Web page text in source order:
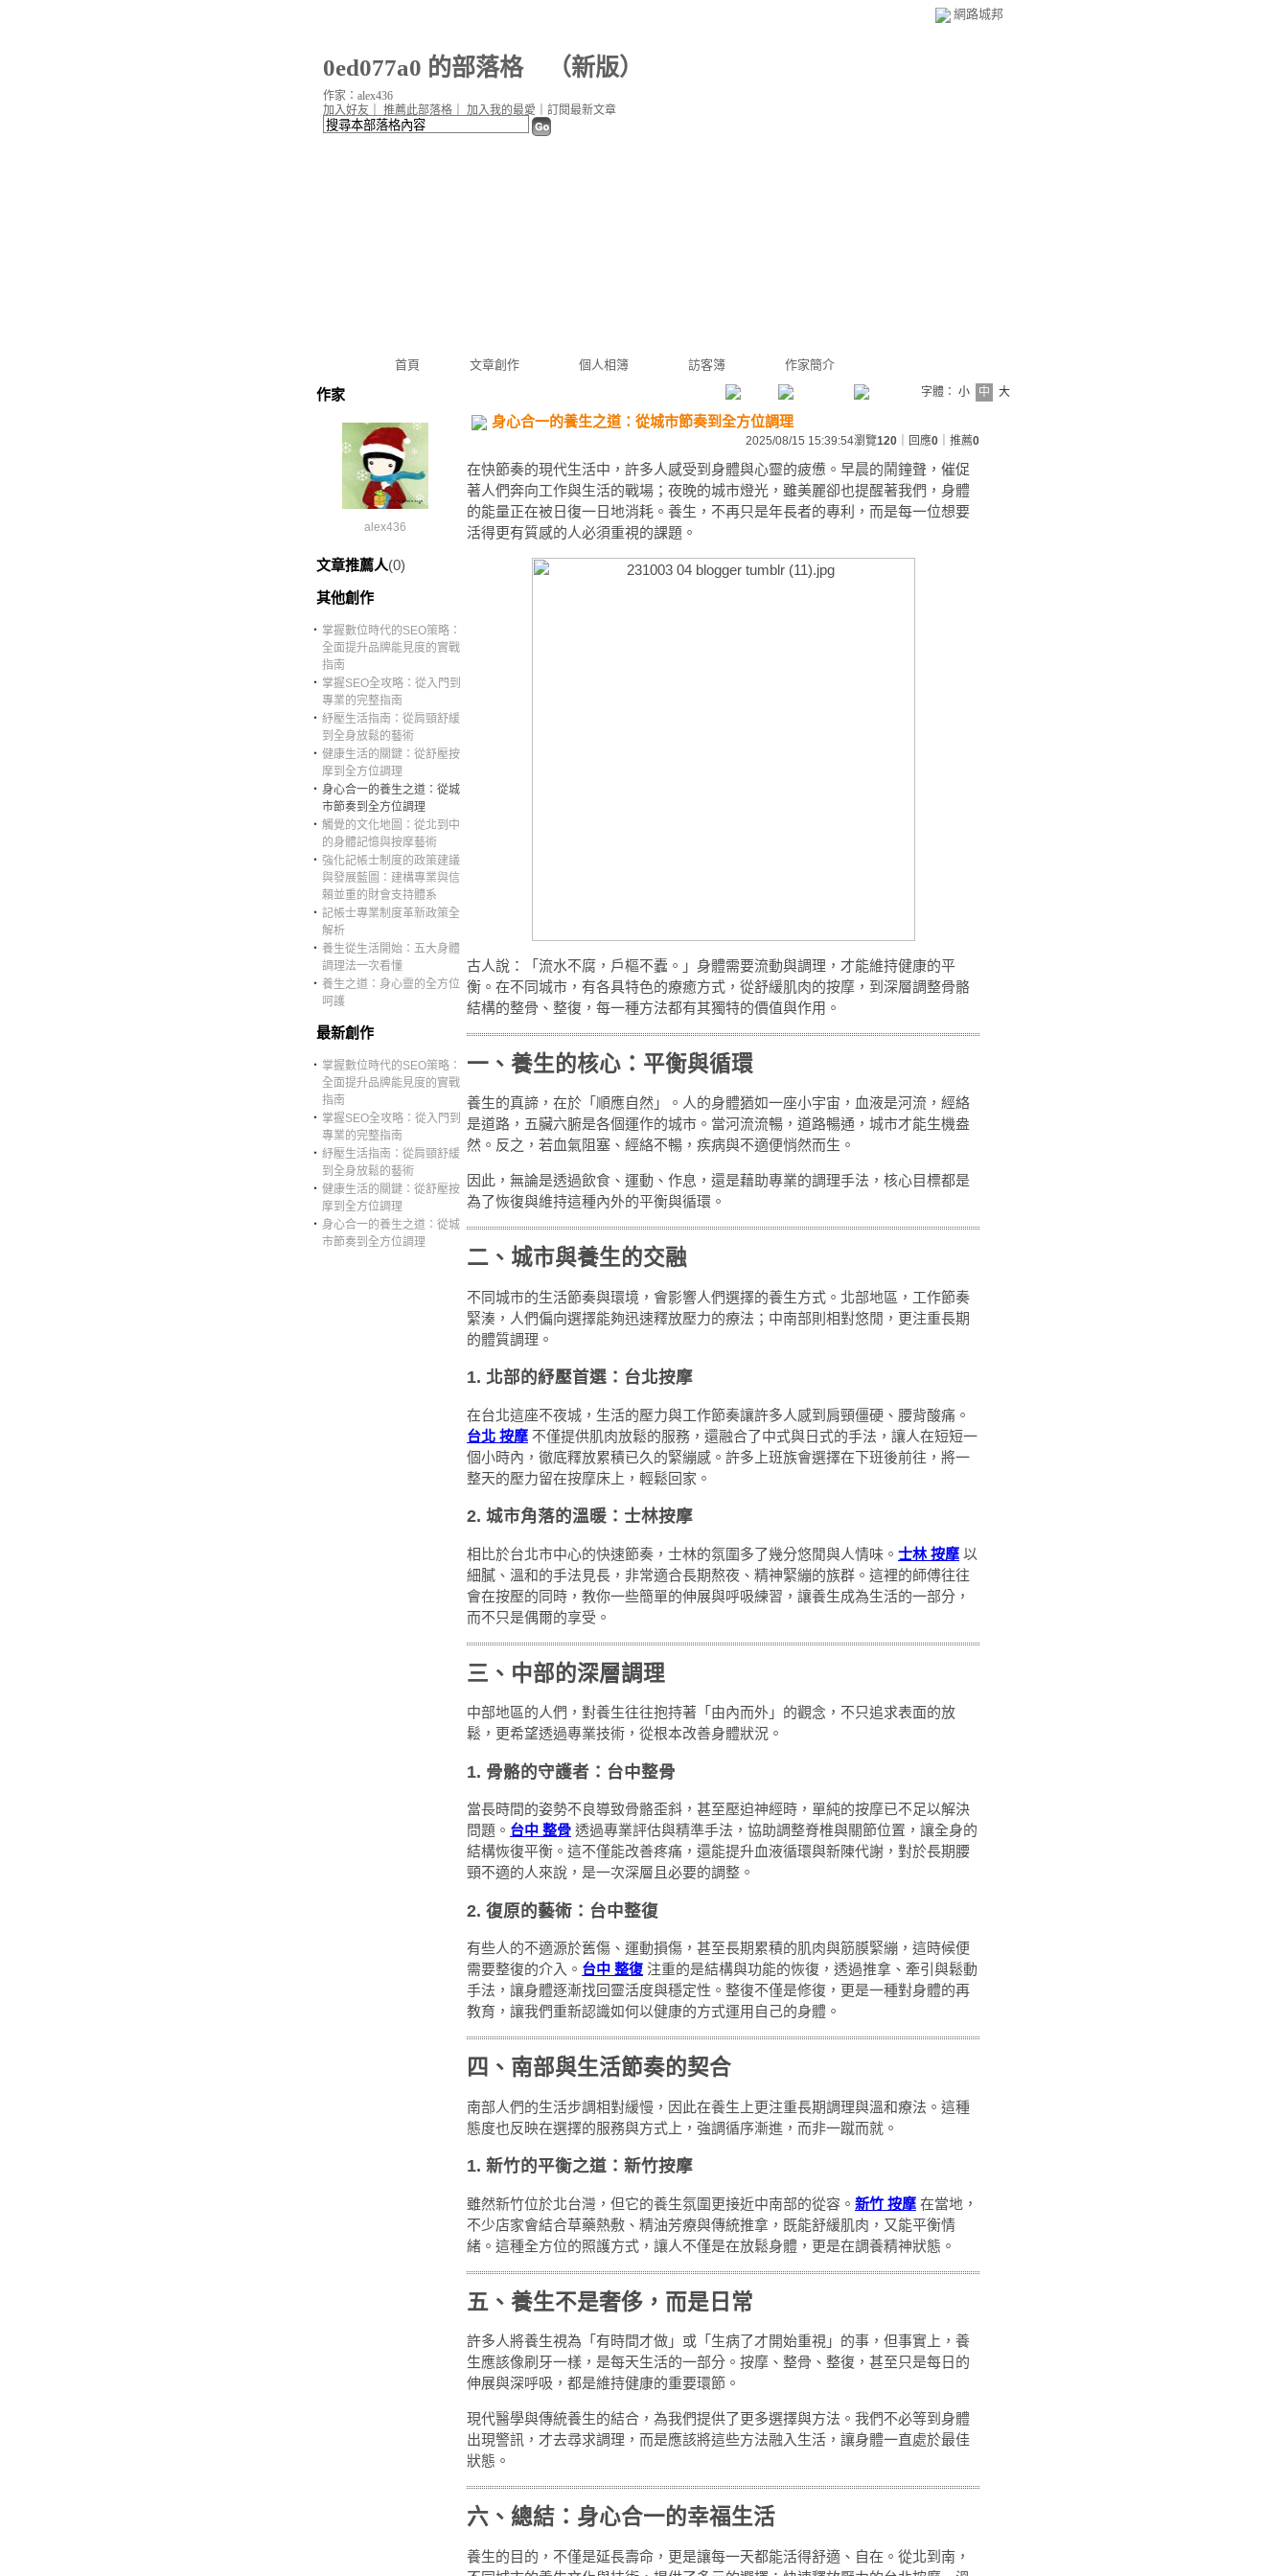
網路城邦
0ed077a0 的部落格（新版）
首頁 文章創作 個人相簿 訪客簿 作家簡介
加入好友 推薦此部落格 加入我的最愛 訂閱最新文章
作家：alex436
作家
alex436
文章推薦人(0)
其他創作
‧ 掌握數位時代的SEO策略：
全面提升品牌能見度的實戰
指南
‧ 掌握SEO全攻略：從入門到
專業的完整指南
‧ 紓壓生活指南：從肩頸舒緩
到全身放鬆的藝術
‧ 健康生活的關鍵：從舒壓按
摩到全方位調理
‧ 身心合一的養生之道：從城
市節奏到全方位調理
‧ 觸覺的文化地圖：從北到中
的身體記憶與按摩藝術
‧ 強化記帳士制度的政策建議
與發展藍圖：建構專業與信
賴並重的財會支持體系
‧ 記帳士專業制度革新政策全
解析
‧ 養生從生活開始：五大身體
調理法一次看懂
‧ 養生之道：身心靈的全方位
呵護
最新創作
‧ 掌握數位時代的SEO策略：
全面提升品牌能見度的實戰
指南
‧ 掌握SEO全攻略：從入門到
專業的完整指南
‧ 紓壓生活指南：從肩頸舒緩
到全身放鬆的藝術
‧ 健康生活的關鍵：從舒壓按
摩到全方位調理
‧ 身心合一的養生之道：從城
市節奏到全方位調理
字體： 小 中 大
身心合一的養生之道：從城市節奏到全方位調理
2025/08/15 15:39:54瀏覽120 ｜回應0 ｜推薦0
在快節奏的現代生活中，許多人感受到身體與心靈的疲憊。早晨的鬧鐘聲，催促
著人們奔向工作與生活的戰場；夜晚的城市燈光，雖美麗卻也提醒著我們，身體
的能量正在被日復一日地消耗。養生，不再只是年長者的專利，而是每一位想要
活得更有質感的人必須重視的課題。
古人說：「流水不腐，戶樞不蠹。」身體需要流動與調理，才能維持健康的平
衡。在不同城市，有各具特色的療癒方式，從舒緩肌肉的按摩，到深層調整骨骼
結構的整骨、整復，每一種方法都有其獨特的價值與作用。
一、養生的核心：平衡與循環
養生的真諦，在於「順應自然」。人的身體猶如一座小宇宙，血液是河流，經絡
是道路，五臟六腑是各個運作的城市。當河流流暢，道路暢通，城市才能生機盎
然。反之，若血氣阻塞、經絡不暢，疾病與不適便悄然而生。
因此，無論是透過飲食、運動、作息，還是藉助專業的調理手法，核心目標都是
為了恢復與維持這種內外的平衡與循環。
二、城市與養生的交融
不同城市的生活節奏與環境，會影響人們選擇的養生方式。北部地區，工作節奏
緊湊，人們偏向選擇能夠迅速釋放壓力的療法；中南部則相對悠閒，更注重長期
的體質調理。
1. 北部的紓壓首選：台北按摩
在台北這座不夜城，生活的壓力與工作節奏讓許多人感到肩頸僵硬、腰背酸痛。
台北 按摩 不僅提供肌肉放鬆的服務，還融合了中式與日式的手法，讓人在短短一
個小時內，徹底釋放累積已久的緊繃感。許多上班族會選擇在下班後前往，將一
整天的壓力留在按摩床上，輕鬆回家。
2. 城市角落的溫暖：士林按摩
相比於台北市中心的快速節奏，士林的氛圍多了幾分悠閒與人情味。 士林 按摩 以
細膩、溫和的手法見長，非常適合長期熬夜、精神緊繃的族群。這裡的師傅往往
會在按壓的同時，教你一些簡單的伸展與呼吸練習，讓養生成為生活的一部分，
而不只是偶爾的享受。
三、中部的深層調理
中部地區的人們，對養生往往抱持著「由內而外」的觀念，不只追求表面的放
鬆，更希望透過專業技術，從根本改善身體狀況。
1. 骨骼的守護者：台中整骨
當長時間的姿勢不良導致骨骼歪斜，甚至壓迫神經時，單純的按摩已不足以解決
問題。 台中 整骨 透過專業評估與精準手法，協助調整脊椎與關節位置，讓全身的
結構恢復平衡。這不僅能改善疼痛，還能提升血液循環與新陳代謝，對於長期腰
頸不適的人來說，是一次深層且必要的調整。
2. 復原的藝術：台中整復
有些人的不適源於舊傷、運動損傷，甚至長期累積的肌肉與筋膜緊繃，這時候便
需要整復的介入。 台中 整復 注重的是結構與功能的恢復，透過推拿、牽引與鬆動
手法，讓身體逐漸找回靈活度與穩定性。整復不僅是修復，更是一種對身體的再
教育，讓我們重新認識如何以健康的方式運用自己的身體。
四、南部與生活節奏的契合
南部人們的生活步調相對緩慢，因此在養生上更注重長期調理與溫和療法。這種
態度也反映在選擇的服務與方式上，強調循序漸進，而非一蹴而就。
1. 新竹的平衡之道：新竹按摩
雖然新竹位於北台灣，但它的養生氛圍更接近中南部的從容。 新竹 按摩 在當地，
不少店家會結合草藥熱敷、精油芳療與傳統推拿，既能舒緩肌肉，又能平衡情
緒。這種全方位的照護方式，讓人不僅是在放鬆身體，更是在調養精神狀態。
五、養生不是奢侈，而是日常
許多人將養生視為「有時間才做」或「生病了才開始重視」的事，但事實上，養
生應該像刷牙一樣，是每天生活的一部分。按摩、整骨、整復，甚至只是每日的
伸展與深呼吸，都是維持健康的重要環節。
現代醫學與傳統養生的結合，為我們提供了更多選擇與方法。我們不必等到身體
出現警訊，才去尋求調理，而是應該將這些方法融入生活，讓身體一直處於最佳
狀態。
六、總結：身心合一的幸福生活
養生的目的，不僅是延長壽命，更是讓每一天都能活得舒適、自在。從北到南，